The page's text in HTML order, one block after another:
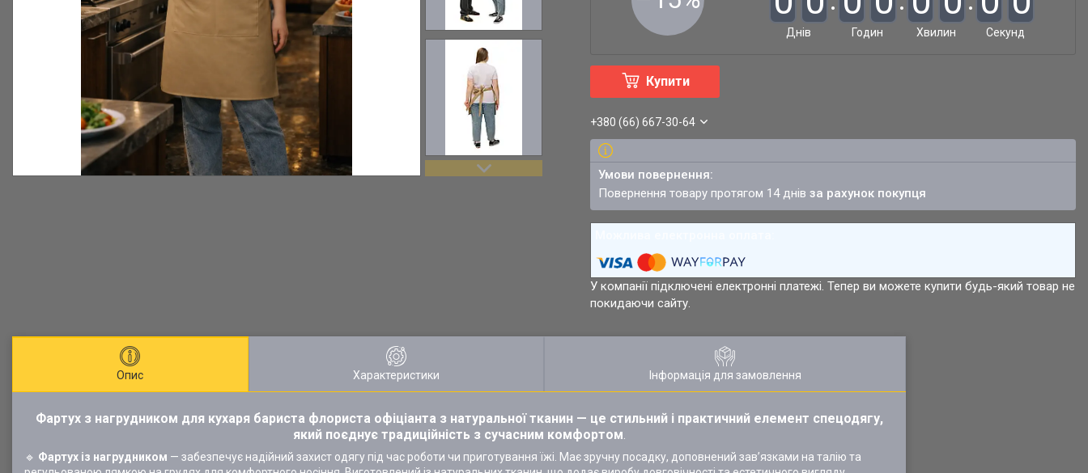
Днів Годин Хвилин Секунд
Купити
+380 (66) 667-30-64
повернення товару протягом 14 днівза рахунок покупця
У компанії підключені електронні платежі. Тепер ви можете купити будь-який товар не
покидаючи сайту.
Опис Характеристики Інформація для замовлення
Фартух з нагрудником для кухаря бариста флориста офіціанта з натуральної тканин— це стильний і практичний елемент спецодягу,
який поєднує традиційність з сучасним комфортом.
🔹 Фартух із нагрудником — забезпечує надійний захист одягу під час роботи чи приготування їжі. Має зручну посадку, доповнений зав’язками на талію та